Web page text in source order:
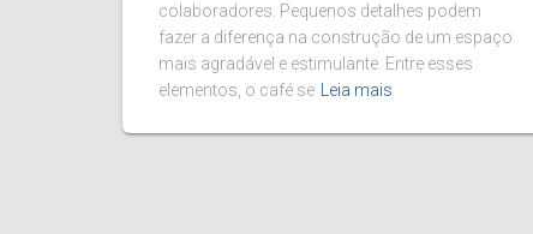
colaboradores. Pequenos detalhes podem
fazer a diferença na construção de um espaço
mais agradável e estimulante. Entre esses
elementos, o café se
Leia mais